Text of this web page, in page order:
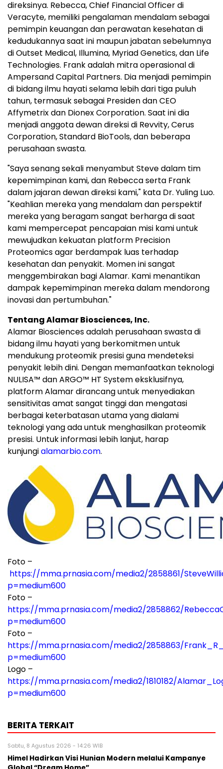
direksinya. Rebecca, Chief Financial Officer di
Veracyte, memiliki pengalaman mendalam sebagai
pemimpin keuangan dan perawatan kesehatan di
kedudukannya saat ini maupun jabatan sebelumnya
di Outset Medical, Illumina, Myriad Genetics, dan Life
Technologies. Frank adalah mitra operasional di
Ampersand Capital Partners. Dia menjadi pemimpin
di bidang ilmu hayati selama lebih dari tiga puluh
tahun, termasuk sebagai Presiden dan CEO
Affymetrix dan Dionex Corporation. Saat ini dia
menjadi anggota dewan direksi di Revvity, Cerus
Corporation, Standard BioTools, dan beberapa
perusahaan swasta.
"Saya senang sekali menyambut Steve dalam tim
kepemimpinan kami, dan Rebecca serta Frank
dalam jajaran dewan direksi kami," kata Dr. Yuling Luo.
"Keahlian mereka yang mendalam dan perspektif
mereka yang beragam sangat berharga di saat
kami mempercepat pencapaian misi kami untuk
mewujudkan kekuatan platform Precision
Proteomics agar berdampak luas terhadap
kesehatan dan penyakit. Momen ini sangat
menggembirakan bagi Alamar. Kami menantikan
dampak kepemimpinan mereka dalam mendorong
inovasi dan pertumbuhan."
Tentang Alamar Biosciences, Inc.
Alamar Biosciences adalah perusahaan swasta di
bidang ilmu hayati yang berkomitmen untuk
mendukung proteomik presisi guna mendeteksi
penyakit lebih dini. Dengan memanfaatkan teknologi
NULISA™ dan ARGO™ HT System eksklusifnya,
platform Alamar dirancang untuk menyediakan
sensitivitas amat sangat tinggi dan mengatasi
berbagai keterbatasan utama yang dialami
teknologi yang ada untuk menghasilkan proteomik
presisi. Untuk informasi lebih lanjut, harap
kunjungialamarbio.com.
Foto –
https://mma.prnasia.com/media2/2858861/
p=medium600
Foto –
https://mma.prnasia.com/media2/2858862/
p=medium600
Foto –
https://mma.prnasia.com/media2/2858863/
p=medium600
Logo –
https://mma.prnasia.com/media2/1810182/
p=medium600
BERITA TERKAIT
Sabtu, 8 Agustus 2026 - 14:26 WIB
Himel Hadirkan Visi Hunian Modern melalui Kampanye